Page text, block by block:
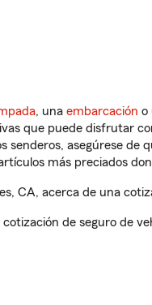
, una embarcación o
que puede disfrutar
senderos, asegúrese de
más preciados
CA, acerca de una
de seguro de